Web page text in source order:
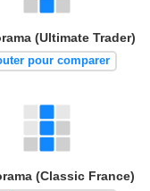
(Ultimate Trader)
pour comparer
(Classic France)